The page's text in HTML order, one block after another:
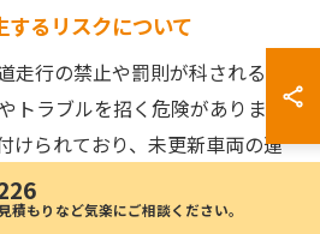
るリスクについて
走行の禁止や罰則が科されるだ
トラブルを招く危険がありま
けられており、未更新車両の運
ば、車検切れのまま運転する
事故時の損害賠償責任が大きく
積もりなど気楽にご相談ください。